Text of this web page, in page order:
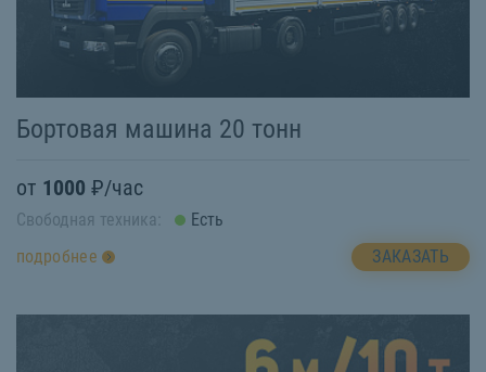
Бортовая машина 20 тонн
от 1000 ₽/час
Свободная техника:
Есть
подробнее
ЗАКАЗАТЬ